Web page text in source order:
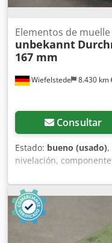
Wiefelstede 8.430 km
Elementos de muelle
unbekannt
167 mm
Consultar
Estado: bueno (usado)
nivelación,
pies de máquina,
zapata de nivelación,
nivelación, elementos
-Componentes de
herramienta e
completo. -